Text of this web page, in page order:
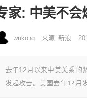
家: 中美不会
wukong 来源: 新浪
去年12月以来中美关系的
发起攻击。美国去年12月